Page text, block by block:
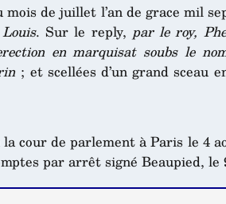
mois de juillet l’an de grace mil
Louis. Sur le reply, par le roy,
en marquisat soubs le
; et scellées d’un grand sceau
cour de parlement à Paris le 4
par arrêt signé Beaupied, le